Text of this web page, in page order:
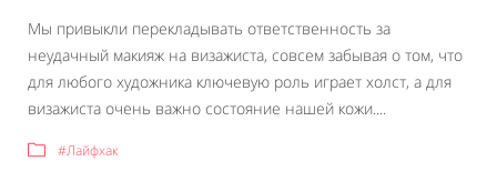
Мы привыкли перекладывать ответственность за
неудачный макияж на визажиста, совсем забывая о том, что
для любого художника ключевую роль играет холст, а для
визажиста очень важно состояние нашей кожи....
#Лайфхак